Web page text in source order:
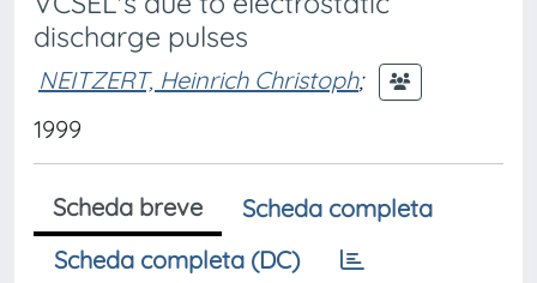
discharge pulses
NEITZERT, Heinrich Christoph;
1999
Scheda breve
Scheda completa
Scheda completa (DC)